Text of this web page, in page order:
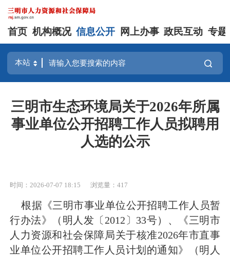
首页 机构概况 信息公开 网上办事 政民互动 专题
三明市生态环境局关于2026年所属
事业单位公开招聘工作人员拟聘用
人选的公示
时间：2026-07-07 18:15 浏览量：417
根据《三明市事业单位公开招聘工作人员暂
行办法》（明人发〔 2012〕33号）、
《三明市
人力资源和社会保障局关于核准2026年市直事
业单位公开招聘工作人员计划的通知》（明人